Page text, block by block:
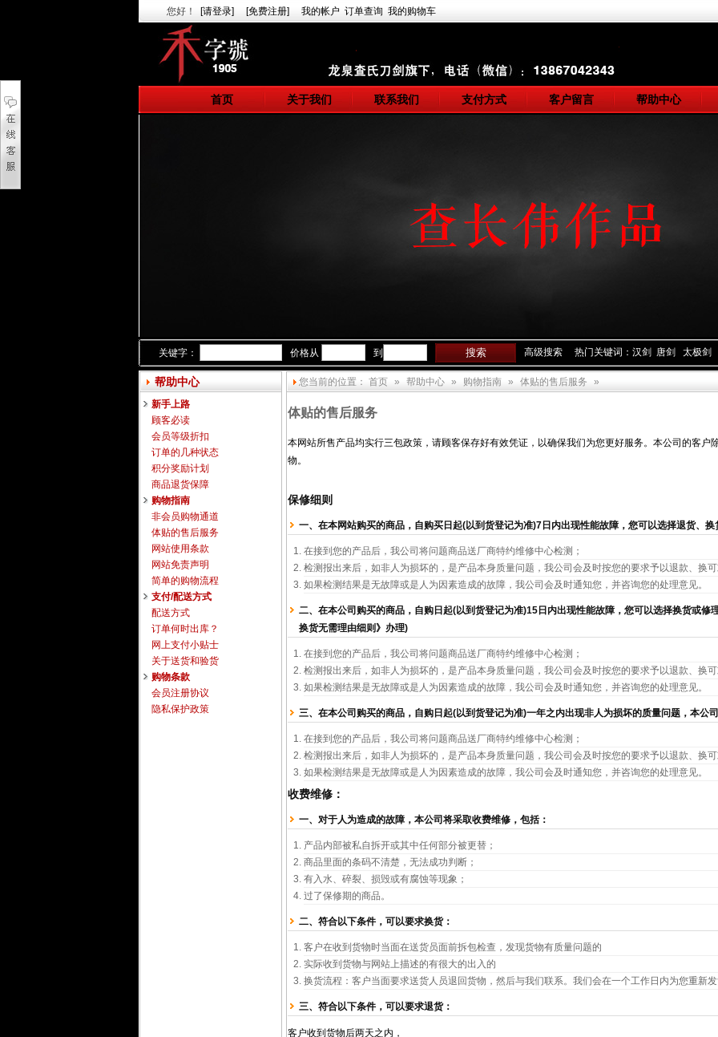
您好 ！ [请登录] [免费注册] 我的帐户 订单查询 我的购物车
首页 关于我们 联系我们 支付方式 客户留言 帮助中心
关键字： 价格从 到 高级搜索 热门关键词：汉剑 唐剑 太极
帮助中心
新手上路
顾客必读
会员等级折扣
订单的几种状态
积分奖励计划
商品退货保障
购物指南
非会员购物通道
体贴的售后服务
网站使用条款
网站免责声明
简单的购物流程
支付/配送方式
配送方式
订单何时出库？
网上支付小贴士
关于送货和验货
购物条款
会员注册协议
隐私保护政策
您当前的位置： 首页 » 帮助中心 » 购物指南 » 体贴的售后服务 »
体贴的售后服务
本网站所售产品均实行三包政策，请顾客保存好有效凭证，以确保我们为您更好服务。本公司的客户
物。
保修细则
一、在本网站购买的商品，自购买日起(以到货登记为准)7日内出现性能故障，您可以选择退货、换
在接到您的产品后，我公司将问题商品送厂商特约维修中心检测；
检测报出来后，如非人为损坏的，是产品本身质量问题，我公司会及时按您的要求予以退款、换
如果检测结果是无故障或是人为因素造成的故障，我公司会及时通知您，并咨询您的处理意见。
二、在本公司购买的商品，自购日起(以到货登记为准)15日内出现性能故障，您可以选择换货或
换货无需理由细则》办理)
在接到您的产品后，我公司将问题商品送厂商特约维修中心检测；
检测报出来后，如非人为损坏的，是产品本身质量问题，我公司会及时按您的要求予以退款、换
如果检测结果是无故障或是人为因素造成的故障，我公司会及时通知您，并咨询您的处理意见。
三、在本公司购买的商品，自购日起(以到货登记为准)一年之内出现非人为损坏的质量问题，本公
在接到您的产品后，我公司将问题商品送厂商特约维修中心检测；
检测报出来后，如非人为损坏的，是产品本身质量问题，我公司会及时按您的要求予以退款、换
如果检测结果是无故障或是人为因素造成的故障，我公司会及时通知您，并咨询您的处理意见。
收费维修：
一、对于人为造成的故障，本公司将采取收费维修，包括：
产品内部被私自拆开或其中任何部分被更替；
商品里面的条码不清楚，无法成功判断；
有入水、碎裂、损毁或有腐蚀等现象；
过了保修期的商品。
二、符合以下条件，可以要求换货：
客户在收到货物时当面在送货员面前拆包检查，发现货物有质量问题的
实际收到货物与网站上描述的有很大的出入的
换货流程：客户当面要求送货人员退回货物，然后与我们联系。我们会在一个工作日内为您重新
三、符合以下条件，可以要求退货：
客户收到货物后两天之内，